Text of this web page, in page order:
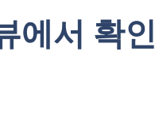
에서 확인